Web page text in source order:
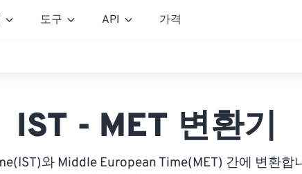
도구 API 가격
IST - MET 변환기
와 Middle European Time(MET) 간에 변환합